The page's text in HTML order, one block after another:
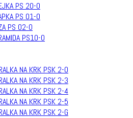
PS 20-0
PS 01-0
PS 02-0
PS10-0
NA KRK PSK 2-0
NA KRK PSK 2-3
NA KRK PSK 2-4
NA KRK PSK 2-5
NA KRK PSK 2-G